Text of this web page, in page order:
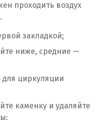
проходить воздух
закладкой;
ниже, средние —
для циркуляции
каменку и удаляйте